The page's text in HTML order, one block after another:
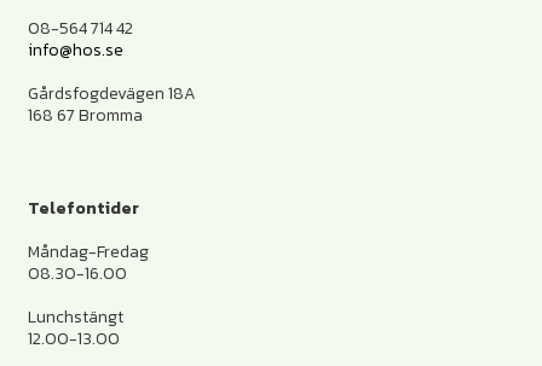
08-564 714 42
info@hos.se
Gårdsfogdevägen 18A
168 67 Bromma
Telefontider
Måndag-Fredag
08.30-16.00
Lunchstängt
12.00-13.00